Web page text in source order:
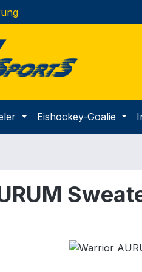
Eishockey-Goalie